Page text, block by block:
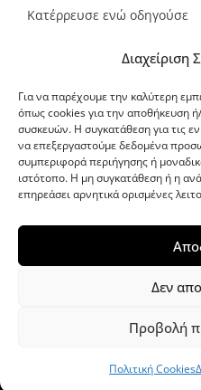
Διαχείριση
Για να παρέχουμε την καλύτερη
όπως cookies για την αποθήκευση
συσκευών. Η συγκατάθεση για τις
να επεξεργαστούμε δεδομένα
συμπεριφορά περιήγησης ή
ιστότοπο. Η μη συγκατάθεση ή η
επηρεάσει αρνητικά ορισμένες
Δεν
Προβολή
Πολιτική Cookies
Κατέρρευσε ενώ οδηγούσε
G-point.gr
WordPress Theme|